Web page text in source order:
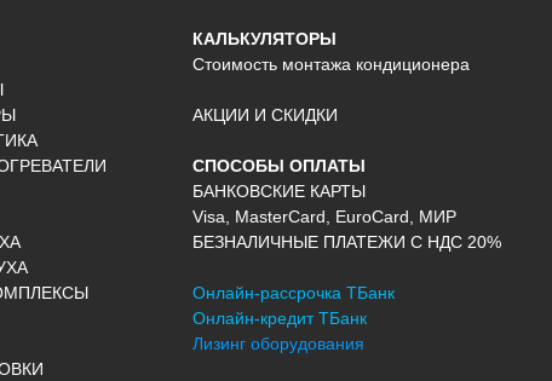
КАЛЬКУЛЯТОРЫ
Стоимость монтажа кондиционера
АКЦИИ И СКИДКИ
СПОСОБЫ ОПЛАТЫ
БАНКОВСКИЕ КАРТЫ
Visa, MasterCard, EuroCard, МИР
БЕЗНАЛИЧНЫЕ ПЛАТЕЖИ С НДС 20%
Онлайн-рассрочка ТБанк
Онлайн-кредит ТБанк
Лизинг оборудования